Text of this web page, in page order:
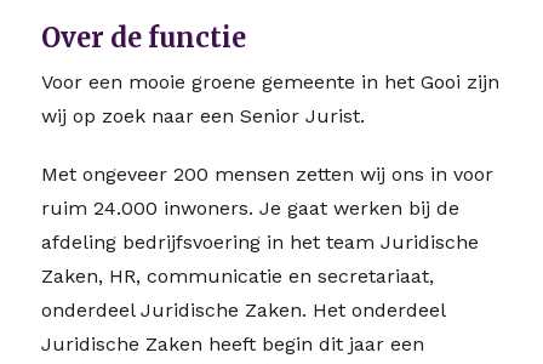
Over de functie
Voor een mooie groene gemeente in het Gooi zijn
wij op zoek naar een Senior Jurist.
Met ongeveer 200 mensen zetten wij ons in voor
ruim 24.000 inwoners. Je gaat werken bij de
afdeling bedrijfsvoering in het team Juridische
Zaken, HR, communicatie en secretariaat,
onderdeel Juridische Zaken. Het onderdeel
Juridische Zaken heeft begin dit jaar een